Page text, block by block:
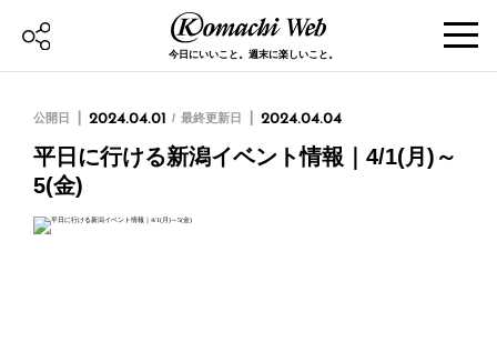
今日にいいこと。週末に楽しいこと。
公開日 2024.04.01 最終更新日 2024.04.04
平日に行ける新潟イベント情報｜4/1(月)～
5(金)